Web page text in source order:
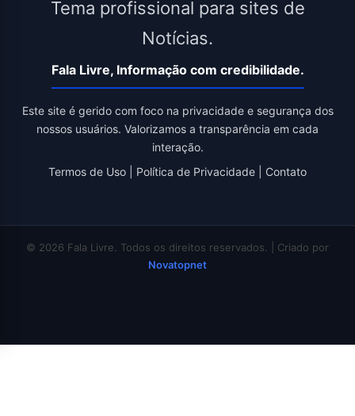
Tema profissional para sites de
Notícias.
Fala Livre, Informação com credibilidade.
Este site é gerido com foco na privacidade e segurança dos
nossos usuários. Valorizamos a transparência em cada
interação.
Termos de Uso
Política de Privacidade Contato
© 2026 Fala Livre. Todos os direitos reservados. | Criado por
Novatopnet